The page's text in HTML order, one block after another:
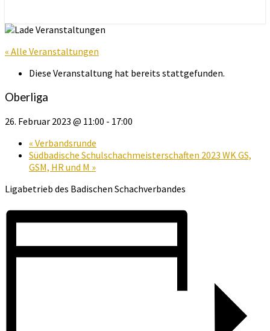
« Alle Veranstaltungen
Diese Veranstaltung hat bereits stattgefunden.
Oberliga
26. Februar 2023 @ 11:00 - 17:00
« Verbandsrunde
Südbadische Schulschachmeisterschaften 2023 WK GS,
GSM, HR und M »
Ligabetrieb des Badischen Schachverbandes